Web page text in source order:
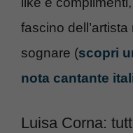
fascino
sognare (scopri
nota cantante
Luisa Corna: